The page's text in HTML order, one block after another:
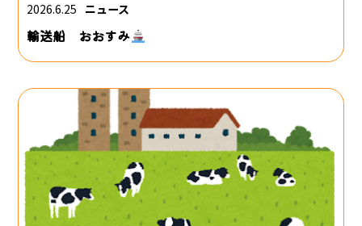
2026.6.25 ニュース
輸送船 おおすみ